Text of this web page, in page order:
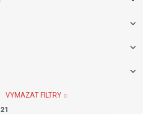
VYMAZAT FILTRY
21